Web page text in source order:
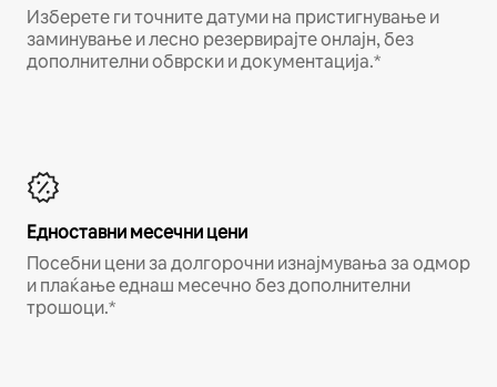
Изберете ги точните датуми на пристигнување и
заминување и лесно резервирајте онлајн, без
дополнителни обврски и документација.*
Едноставни месечни цени
Посебни цени за долгорочни изнајмувања за одмор
и плаќање еднаш месечно без дополнителни
трошоци.*